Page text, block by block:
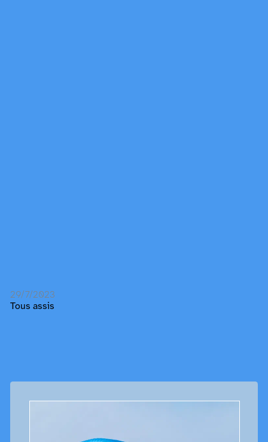
29/7/2023
Tous assis